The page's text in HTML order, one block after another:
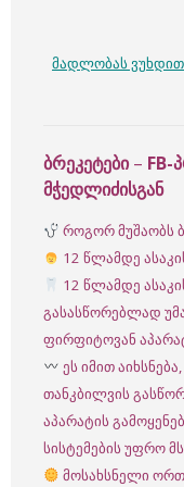
მადლობას
ბრეკეტები– FB-
მჭედლიძისგან
როგორ მუშაობს
12 წლამდე
12 წლამდე
გასასწორებლად
ფირფიტოვან
ეს იმით
თანკბილვის
აპარატის
სისტემების უფრო
მოსახსნელი